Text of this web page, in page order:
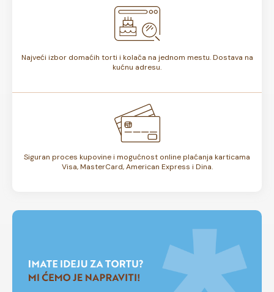
Najveći izbor domaćih torti i kolača na jednom mestu. Dostava na
kućnu adresu.
Siguran proces kupovine i mogućnost online plaćanja karticama
Visa, MasterCard, American Express i Dina.